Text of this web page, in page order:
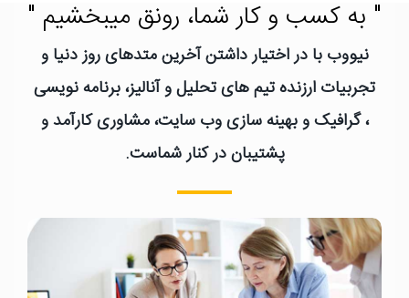
" به کسب و کار شما، رونق میبخشیم "
نیووب با در اختیار داشتن آخرین متدهای روز دنیا و
تجربیات ارزنده تیم های تحلیل و آنالیز، برنامه نویسی
، گرافیک و بهینه سازی وب سایت، مشاوری کارآمد و
پشتیبان در کنار شماست.